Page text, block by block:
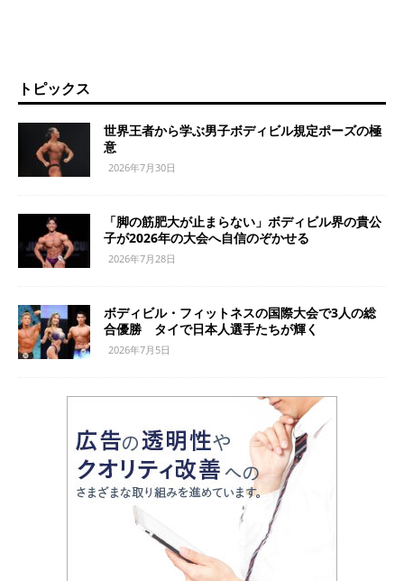
トピックス
世界王者から学ぶ男子ボディビル規定ポーズの極
意
2026年7月30日
「脚の筋肥大が止まらない」ボディビル界の貴公
子が2026年の大会へ自信のぞかせる
2026年7月28日
ボディビル・フィットネスの国際大会で3人の総
合優勝 タイで日本人選手たちが輝く
2026年7月5日